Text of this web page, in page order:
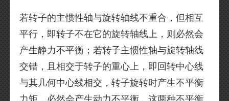
若转子的主惯性轴与旋转轴线不重合，但相互
平行，即转子不在它的旋转轴线上，则必然会
产生静力不平衡；若转子主惯性轴与旋转轴线
交错，且相交于转子的重心上，即回转中心线
与其几何中心线相交，转子旋转时产生不平衡